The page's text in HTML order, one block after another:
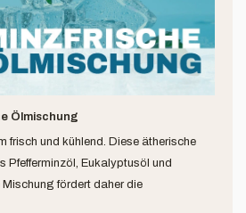
Ölmischung
frisch und kühlend. Diese ätherische
Pfefferminzöl, Eukalyptusöl und
fördert daher die